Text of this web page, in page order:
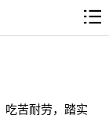
吃苦耐劳，踏实